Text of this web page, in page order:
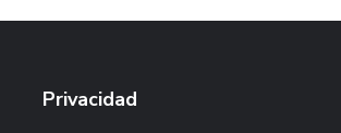
Privacidad